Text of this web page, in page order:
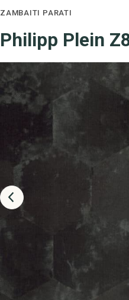
ZAMBAITI PARATI
Philipp Plein